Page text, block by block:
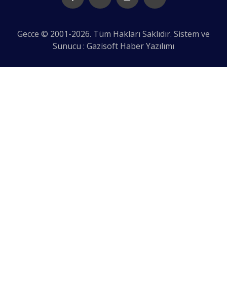
Gecce © 2001-2026. Tüm Hakları Saklıdır. Sistem ve
Sunucu : Gazisoft Haber Yazılımı